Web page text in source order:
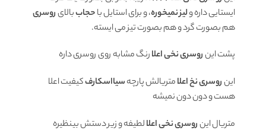
ایستایی داره ولیز نمیخوره، و برای استایل باحجاببالایروسری
هم بصورت گرد و هم بصورت تیز می ایسته.
پشت اینروسری نخیاعلارنگ مشابه روی روسری داره
اینروسری نخ اعلامتریالش پارچهسیااسکارفکیفیت اعلا
هست و دون دون نمیشه
متریال اینروسری نخی اعلالطیفه و زیر دستش بینظیره